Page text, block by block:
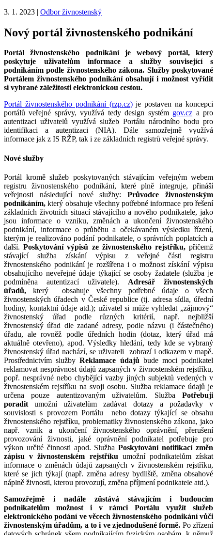
3. 1. 2023 | Odbor živnostenský
Nový portál živnostenského podnikání
Portál živnostenského podnikání je webový portál, který
poskytuje uživatelům informace a služby související s
podnikáním podle živnostenského zákona. Služby poskytované
Portálem živnostenského podnikání obsahují i možnost vyřídit
si vybrané záležitosti elektronickou cestou.
Portál živnostenského podnikání (rzp.cz)je postaven na koncepci
portálů veřejné správy, využívá tedy design systém gov.cz a pro
autentizaci uživatelů využívá služeb Portálu národního bodu pro
identifikaci a autentizaci (NIA). Dále samozřejmě využívá
informace jak z IS RŽP, tak i ze základních registrů veřejné správy.
Nové služby
Portál kromě služeb poskytovaných stávajícím veřejným webem
registru živnostenského podnikání, které plně integruje, přináší
veřejnosti následující nové služby:Průvodce živnostenským
podnikáním, který obsahuje všechny potřebné informace pro řešení
základních životních situací stávajícího a nového podnikatele, jako
jsou informace o vzniku, změnách a ukončení živnostenského
podnikání, informace o průběhu a očekávaném výsledku řízení,
kterým je realizováno podání podnikatele, o správních poplatcích a
další.Poskytování výpisů ze živnostenského rejstříku,přičemž
stávající služba
získání výpisu z veřejné části registru
živnostenského podnikání je rozšířena i o možnost získání výpisu
obsahujícího neveřejné údaje týkající se osoby žadatele (služba je
podmíněna autentizací uživatele). Adresář živnostenských
úřadů,který
obsahuje všechny potřebné údaje o všech
živnostenských úřadech v České republice (tj. adresa sídla, úřední
hodiny, kontaktní údaje atd.); uživatel si může vyhledat „zájmový“
živnostenský úřad podle různých kritérií, např. nejbližší
živnostenský úřad dle zadané adresy, podle názvu (i částečného)
úřadu, ale rovněž podle úředních hodin (dotaz, který úřad má
aktuálně otevřeno), apod.Výsledky hledání, tedy kde se vybraný
živnostenský úřad nachází, se uživateli zobrazí i odkazem v mapě.
Prostřednictvím služby Reklamace údajů bude moci podnikatel
reklamovat nesprávnost údajů zapsaných v živnostenském rejstříku,
popř. nesprávné nebo chybějící vazby jiných subjektů vedených v
živnostenském rejstříku na svoji osobu. Služba reklamace údajů je
určena pouze autentizovaným uživatelům. Služba Potřebuji
poradit umožní uživatelům zadávat dotazy a požadavky v
souvislosti s provozem Portálu nebo dotazy týkající se obsahu
živnostenského rejstříku, problematiky živnostenského zákona, jako
např. vznik a ukončení živnostenského oprávnění, přerušení
provozování živnosti, jaké oprávnění podnikatel potřebuje pro
výkon určité činnosti apod. SlužbaPoskytování notifikací změn
zápisu v živnostenském rejstříku umožní podnikatelům získat
informace o změnách údajů zapsaných v živnostenském rejstříku,
které se jich týkají (např. změna adresy bydliště, změna obsahové
náplně živnosti, kterou provozují, změna příjmení podnikatele atd.).
Samozřejmě i nadále zůstává stávajícím i budoucím
podnikatelům možnost i v rámci Portálu využít služeb
elektronického podání ve věcech živnostenského podnikání vůči
živnostenským úřadům, a to i ve zjednodušené formě. Po zřízení